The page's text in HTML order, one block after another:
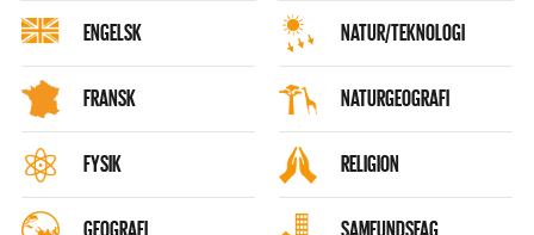
ENGELSK
FRANSK
FYSIK
GEOGRAFI
NATUR/TEKNOLOGI
NATURGEOGRAFI
RELIGION
SAMFUNDSFAG